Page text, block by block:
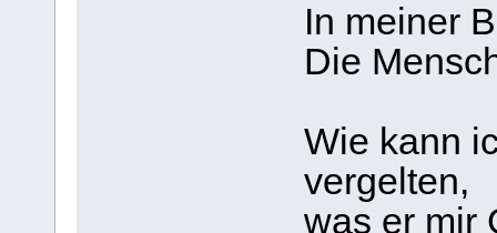
In meiner
Die
Wie kann
vergelten,
was er mir